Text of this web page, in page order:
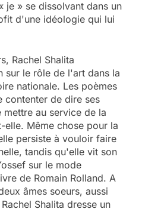
je » se dissolvant dans un
d'une idéologie qui lui
Rachel Shalita
sur le rôle de l'art dans la
nationale. Les poèmes
contenter de dire ses
au service de la
Même chose pour la
persiste à vouloir faire
tandis qu'elle vit son
sur le mode
de Romain Rolland. A
âmes soeurs, aussi
Shalita dresse un